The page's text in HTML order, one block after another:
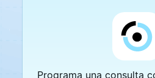
Programa una consulta